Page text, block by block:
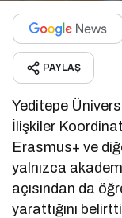
PAYLAŞ
Yeditepe
İlişkiler
Erasmus+ ve
yalnızca
açısından da
yarattığını